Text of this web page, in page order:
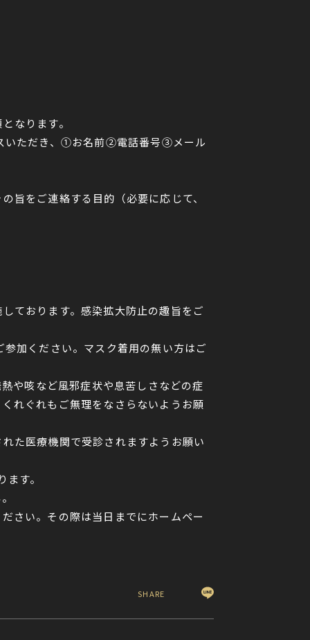
なります。
いただき、①お名前②電話番号③メール
旨をご連絡する目的（必要に応じて、
ております。感染拡大防止の趣旨をご
加ください。マスク着用の無い方はご
や咳など風邪症状や息苦しさなどの症
れぐれもご無理をなさらないようお願
た医療機関で受診されますようお願い
す。
さい。その際は当日までにホームペー
SHARE